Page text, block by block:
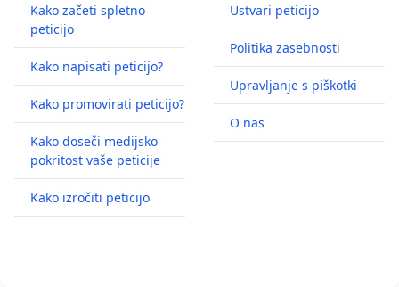
Kako začeti spletno
peticijo
Kako napisati peticijo?
Kako promovirati peticijo?
Kako doseči medijsko
pokritost vaše peticije
Kako izročiti peticijo
Ustvari peticijo
Politika zasebnosti
Upravljanje s piškotki
O nas